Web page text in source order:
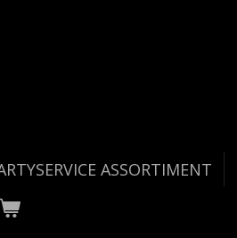
ASSORTIMENT